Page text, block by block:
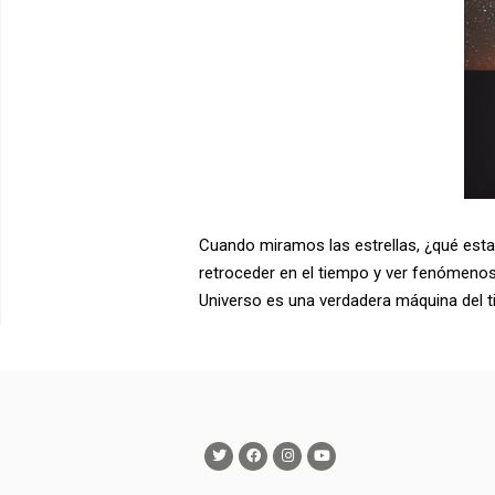
Cuando miramos las estrellas, ¿qué
retroceder en el tiempo y ver
Universo es una verdadera máquina